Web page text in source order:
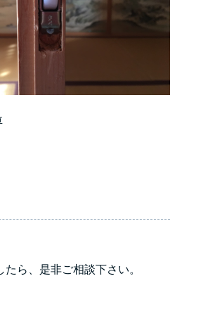
ら、是非ご相談下さい。